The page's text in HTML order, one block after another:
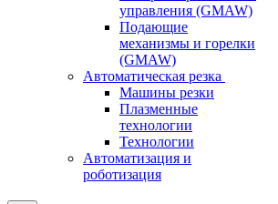
управления (GMAW)
Подающие
механизмы и горелки
(GMAW)
Автоматическая резка
Машины резки
Плазменные
технологии
Технологии
Автоматизация и
роботизация